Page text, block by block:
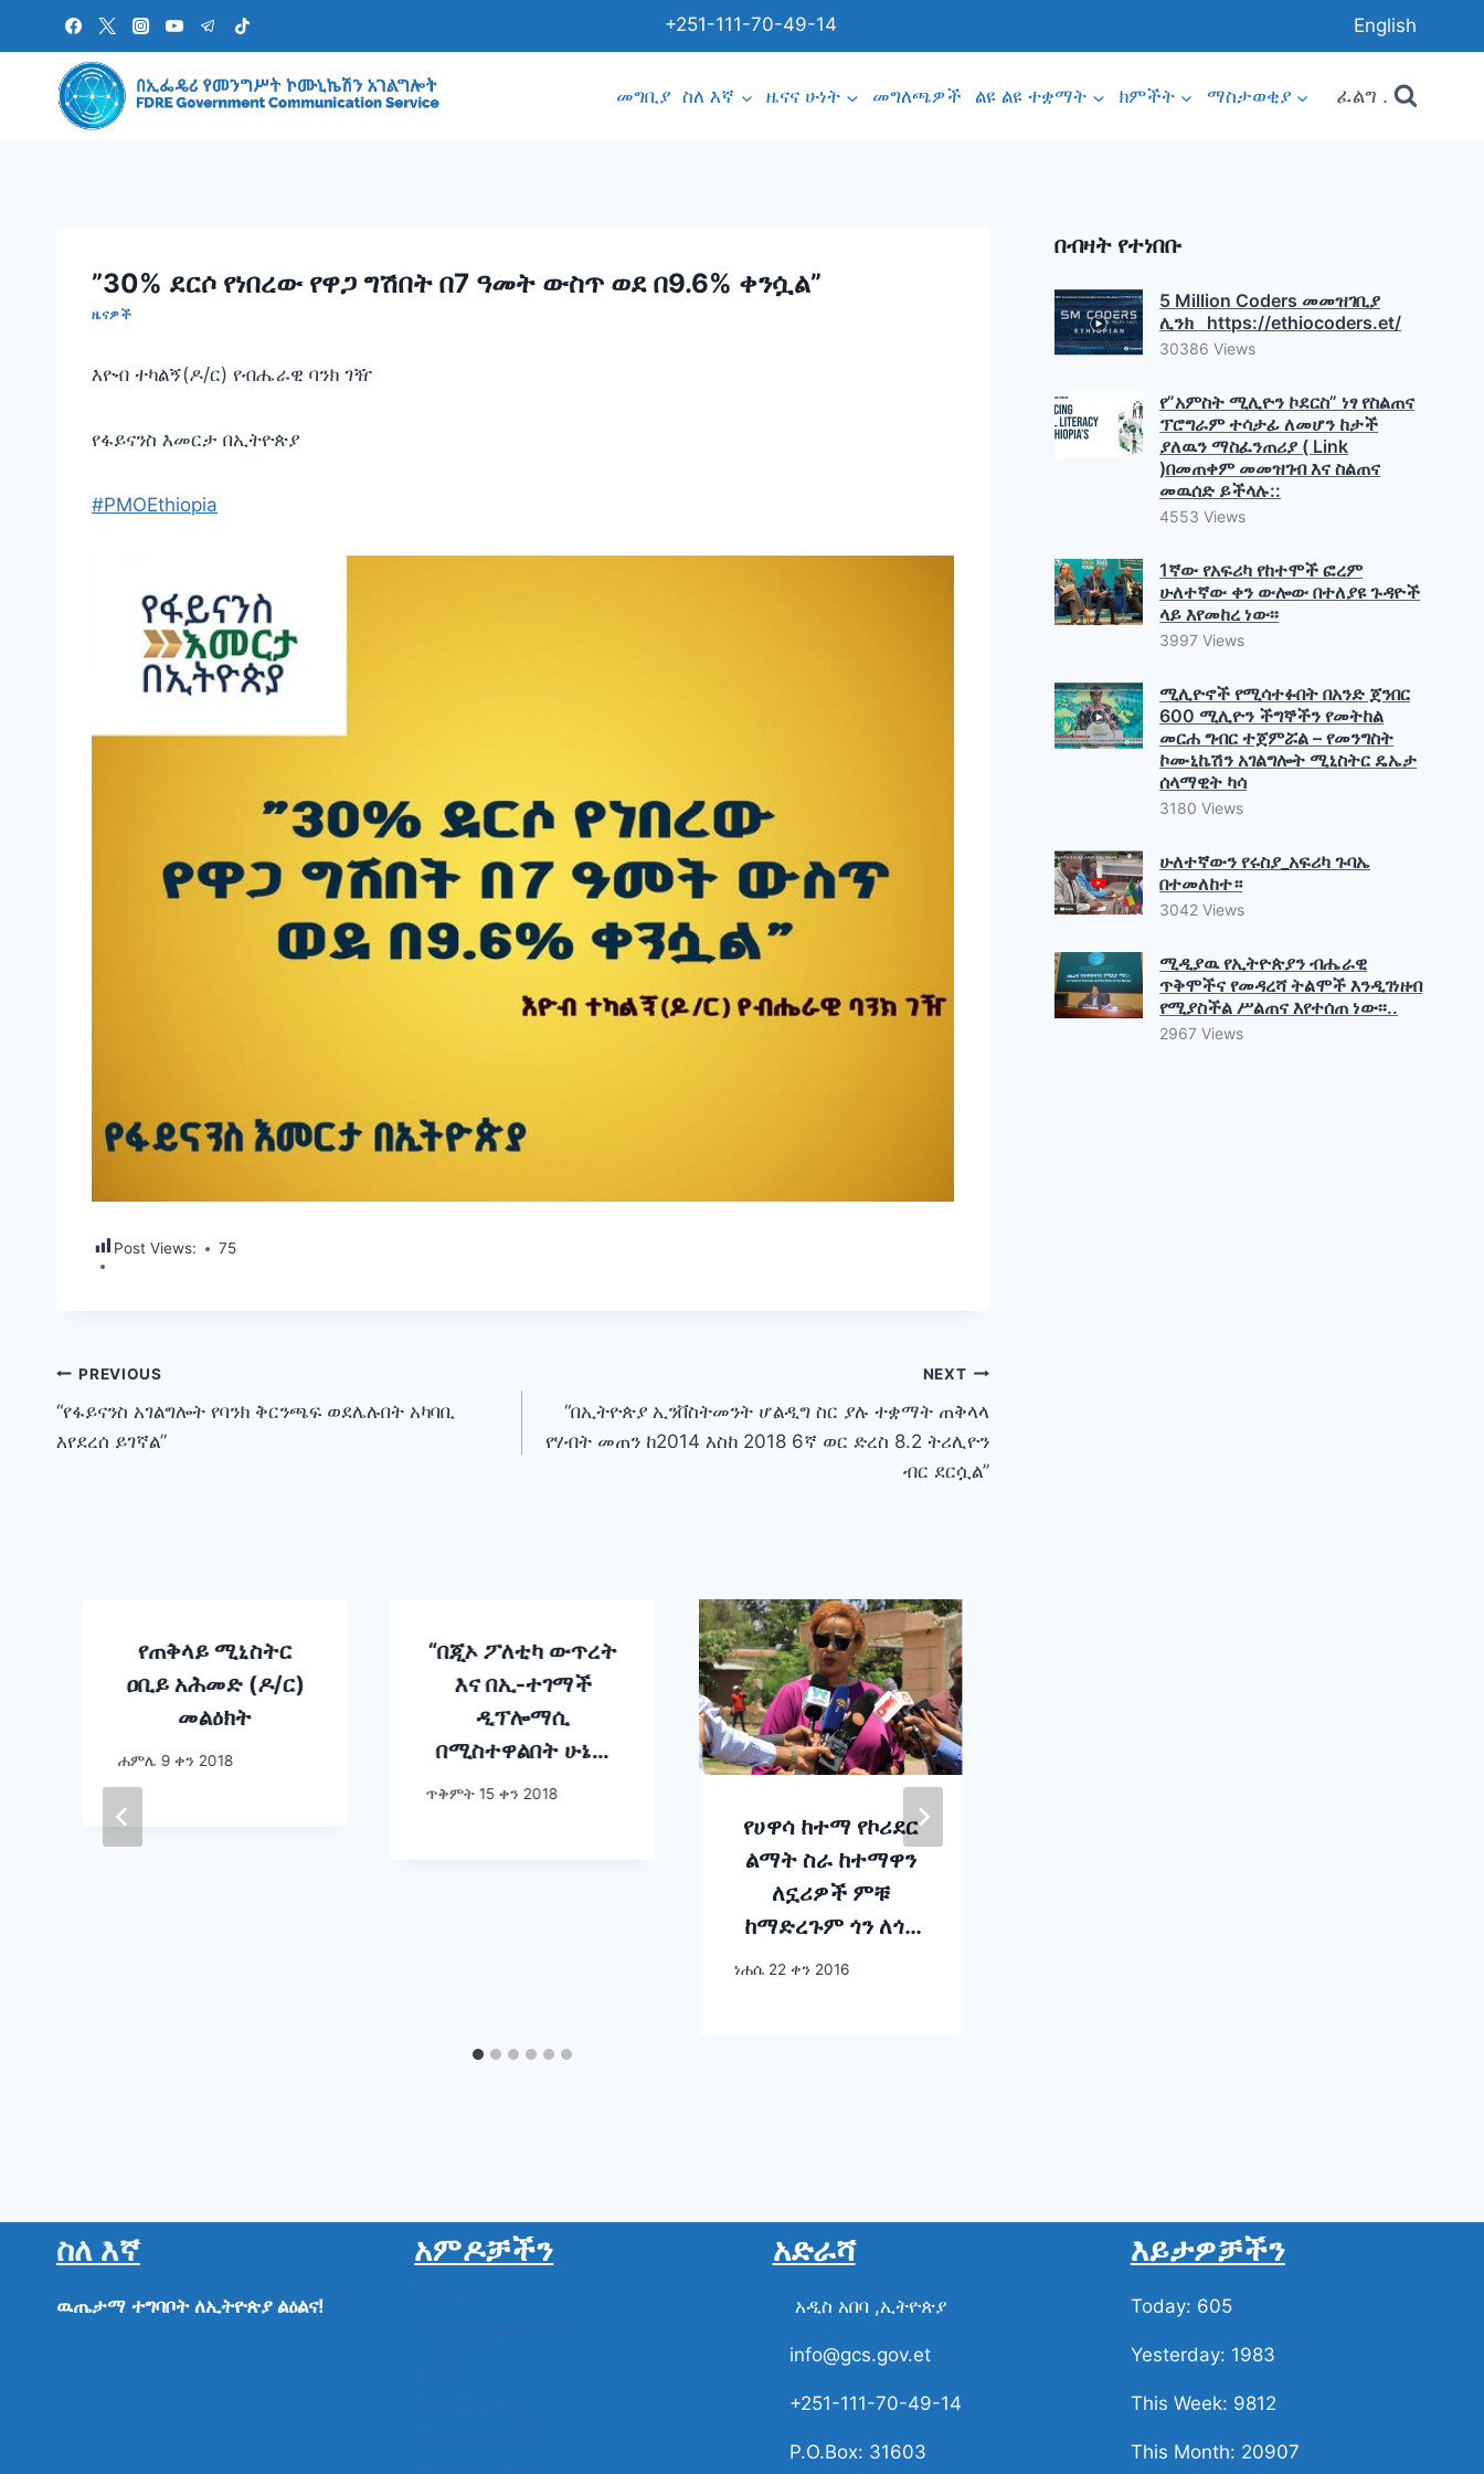
content
+251-111-70-49-14 English
መግቢያ ስለ እኛ ዜናና ሁነት መግለጫዎች ልዩ ልዩ ተቋማት ክምችት ማስታወቂያ ፈልግ .
”30% ደርሶ የነበረው የዋጋ ግሽበት በ7 ዓመት ውስጥ ወደ በ9.6% ቀንሷል”
ዜናዎች
እዮብ ተካልኝ(ዶ/ር) የብሔራዊ ባንክ ገዥ
የፋይናንስ እመርታ በኢትዮጵያ
#PMOEthiopia
Post Views: 75
Post
navigation
PREVIOUS
“የፋይናንስ አገልግሎት የባንክ ቅርንጫፍ ወደሌሉበት አካባቢ
እየደረሰ ይገኛል”
NEXT
“በኢትዮጵያ ኢንቨስትመንት ሆልዲግ ስር ያሉ ተቋማት ጠቅላላ
የሃብት መጠን ከ2014 እስከ 2018 6ኛ ወር ድረስ 8.2 ትሪሊዮን
ብር ደርሷል”
የጠቅላይ ሚኒስትር
ዐቢይ አሕመድ (ዶ/ር)
መልዕክት
ሐምሌ 9 ቀን 2018
“በጂኦ ፖለቲካ ውጥረት
እና በኢ-ተገማች
ዲፕሎማሲ
በሚስተዋልበት ሁኔታ
በሀገራችን ፈጣን
ጥቅምት 15 ቀን 2018
የሀዋሳ ከተማ የኮሪደር
ልማት ስራ ከተማዋን
ለኗሪዎች ምቹ
ከማድረጉም ጎን ለጎን
የቱሪስት ፍሰት
ነሐሴ 22 ቀን 2016
በብዛት የተነበቡ
5 Million Coders መመዝገቢያ
ሊንክ https://ethiocoders.et/
30386 Views
የ”አምስት ሚሊዮን ኮደርስ” ነፃ የስልጠና
ፕሮግራም ተሳታፊ ለመሆን ከታች
ያለዉን ማስፈንጠሪያ ( Link
)በመጠቀም መመዝገብ እና ስልጠና
መዉሰድ ይችላሉ::
4553 Views
1ኛው የአፍሪካ የከተሞች ፎረም
ሁለተኛው ቀን ውሎው በተለያዩ ጉዳዮች
ላይ እየመከረ ነው፡፡
3997 Views
ሚሊዮኖች የሚሳተፉበት በአንድ ጀንበር
600 ሚሊዮን ችግኞችን የመትከል
መርሐ ግብር ተጀምሯል – የመንግስት
ኮሙኒኬሽን አገልግሎት ሚኒስትር ዴኤታ
ሰላማዊት ካሳ
3180 Views
ሁለተኛውን የሩስያ_አፍሪካ ጉባኤ
በተመለከተ።
3042 Views
ሚዲያዉ የኢትዮጵያን ብሔራዊ
ጥቅሞችና የመዳረሻ ትልሞች እንዲገነዘብ
የሚያስችል ሥልጠና እየተሰጠ ነው፡፡..
2967 Views
ስለ እኛ
ዉጤታማ ተግባቦት ለኢትዮጵያ ልዕልና!
አምዶቻችን አድራሻ
አዲስ አበባ ,ኢትዮጵያ
info@gcs.gov.et
+251-111-70-49-14
P.O.Box: 31603
እይታዎቻችን
Today: 605
Yesterday: 1983
This Week: 9812
This Month: 20907